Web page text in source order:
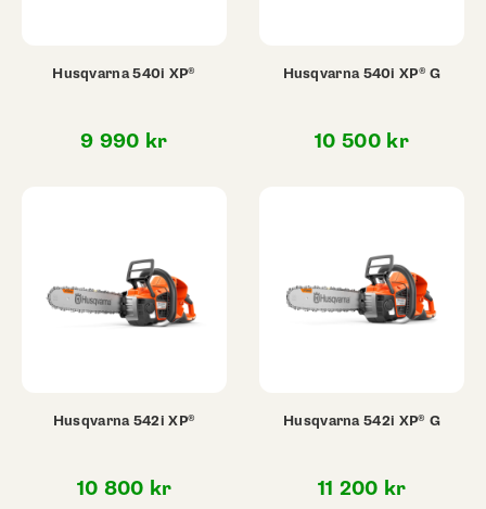
Husqvarna 540i XP®
9 990 kr
Husqvarna 540i XP® G
10 500 kr
Husqvarna 542i XP®
10 800 kr
Husqvarna 542i XP® G
11 200 kr